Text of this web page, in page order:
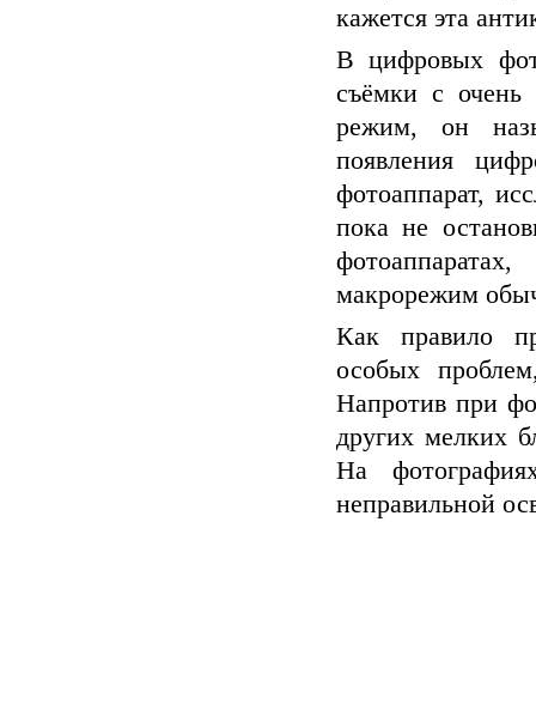
кажется эта
В цифровых
съёмки с очень
режим, он
появления
фотоаппарат,
пока не
макрорежим
Как правило
особых
Напротив при
других мелких
На
неправильной